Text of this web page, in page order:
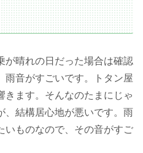
が晴れの日だった場合は確認
雨音がすごいです。トタン屋
きます。そんなのたまにじゃ
、結構居心地が悪いです。雨
いものなので、その音がすご